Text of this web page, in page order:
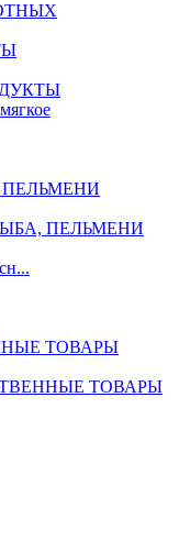
ПЕЛЬМЕНИ
ТОВАРЫ
ТОВАРЫ